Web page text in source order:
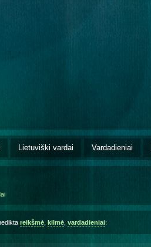
Lietuviški vardai Vardadieniai
reikšmė kilmė vardadieniai: